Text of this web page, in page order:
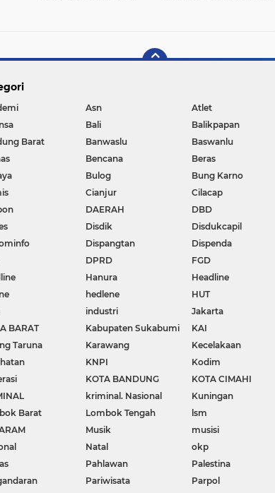
Asn Atlet
Bali Balikpapan
Barat
Banwaslu Baswanlu
Bencana Beras
Bulog Bung Karno
Cianjur Cilacap
DAERAH DBD
Disdik Disdukcapil
Dispangtan Dispenda
DPRD FGD
Hanura Headline
hedlene HUT
industri Jakarta
BARAT
Kabupaten Sukabumi KAI
Taruna
Karawang Kecelakaan
KNPI Kodim
KOTA BANDUNG KOTA CIMAHI
kriminal. Nasional Kuningan
Barat
Lombok Tengah lsm
Musik musisi
Natal okp
Pahlawan Palestina
Pariwisata Parpol